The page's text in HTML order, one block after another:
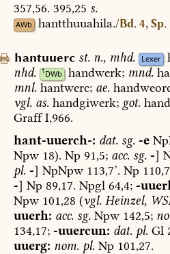
mfrk. st. m.
357,56. 395,25 s.
AWb hantthuuahila./Bd. 4, Sp.
hantuuerc st. n., mhd. Lexer
nhd.
1DWb handwerk; mnd.
mnl.hantwerc; ae.
vgl.as.handgiwerk; got.
GraffI,966.
hant-uuerch-: dat.sg. -e
Npw18). Np91,5; acc.sg. -]
pl. -] NpNpw 113,7’. Np
-] Np89,17. Npgl 64,4; -
Npw101,28 (vgl.Heinzel,
uuerh: acc.sg.Npw142,5;
134,17; -uuercun: dat.pl.Gl
uuerg: nom.pl.Np101,27.